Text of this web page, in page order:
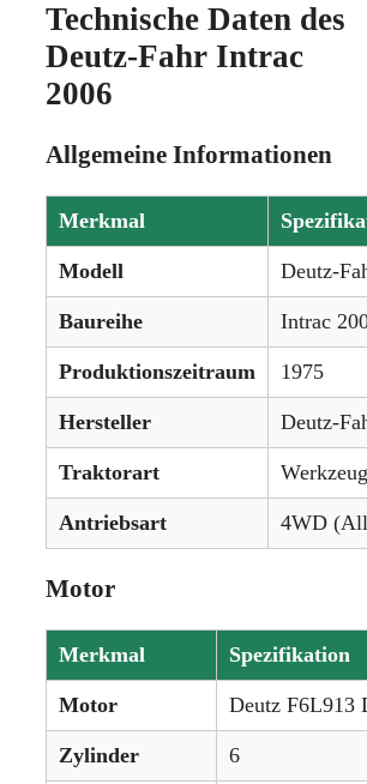
Technische Daten des
Deutz-Fahr Intrac
2006
Allgemeine Informationen
Merkmal
Modell Deutz-
Baureihe Intrac
Produktionszeitraum 1975
Hersteller Deutz-
Traktorart
Antriebsart 4WD
Motor
Merkmal Spezifikation
Motor Deutz F6L913
Zylinder 6